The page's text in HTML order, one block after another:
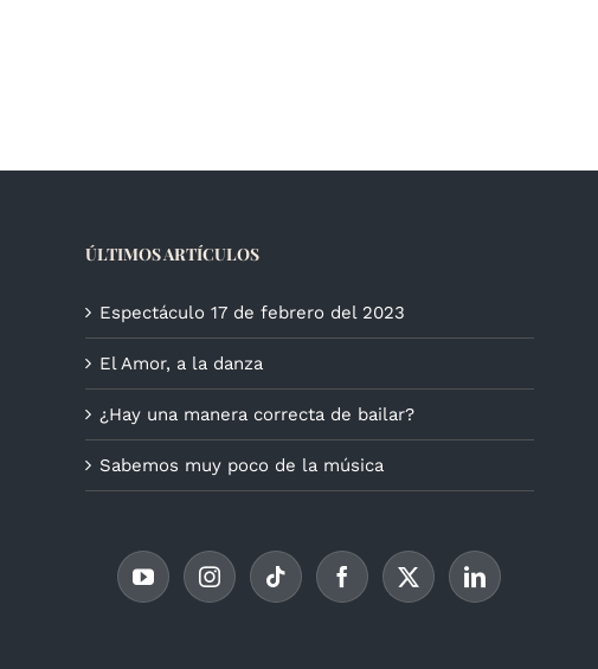
ÚLTIMOS ARTÍCULOS
Espectáculo 17 de febrero del 2023
El Amor, a la danza
¿Hay una manera correcta de bailar?
Sabemos muy poco de la música